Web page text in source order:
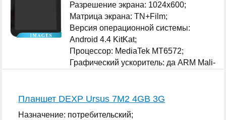
Разрешение экрана: 1024x600;
Матрица экрана: TN+Film;
Версия операционной системы:
Android 4.4 KitKat;
Процессор: MediaTek MT6572;
Графический ускоритель: да ARM Mali-
Планшет DEXP Ursus 7M2 4GB 3G
Назначение: потребительский;